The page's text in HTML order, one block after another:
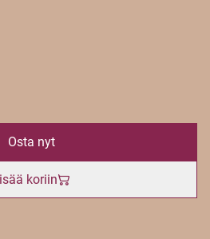
Osta nyt
koriin